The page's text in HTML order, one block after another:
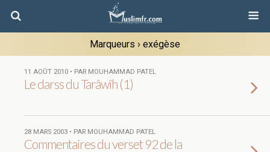
Marqueurs › exégèse
11 AOÛT 2010 • PAR MOUHAMMAD PATEL
Le darss du Tarâwîh (1)
28 MARS 2003 • PAR MOUHAMMAD PATEL
Commentaires du verset 92 de la